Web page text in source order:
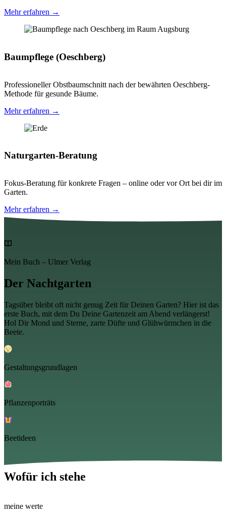
Mehr erfahren →
Baumpflege (Oeschberg)
Professioneller Obstbaumschnitt nach der bewährten Oeschberg-
Methode für gesunde Bäume.
Mehr erfahren →
Naturgarten-Beratung
Fokus-Beratung für konkrete Fragen – online oder vor Ort bei dir im
Garten.
Mehr erfahren →
Mein Buch – Ulmer Verlag
Der Nachtgarten
Tagsüber bleibt oft nicht genug Zeit für Deinen Garten? Hier ist das
erste Buch, mit dem Du Deine Gartenzeit am Abend verlängerst!
Hol Dir Mond und Sterne, zarte Düfte und Glühwürmchen in die
Beete.
Gestaltungsgrundlagen
Pflanzenporträts
Beetideen
Wofür ich stehe
meine werte